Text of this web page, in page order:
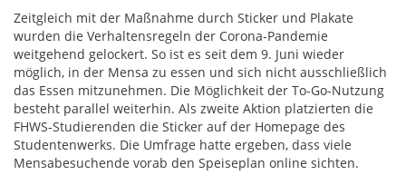
Zeitgleich mit der Maßnahme durch Sticker und Plakate
wurden die Verhaltensregeln der Corona-Pandemie
weitgehend gelockert. So ist es seit dem 9. Juni wieder
möglich, in der Mensa zu essen und sich nicht ausschließlich
das Essen mitzunehmen. Die Möglichkeit der To-Go-Nutzung
besteht parallel weiterhin. Als zweite Aktion platzierten die
FHWS-Studierenden die Sticker auf der Homepage des
Studentenwerks. Die Umfrage hatte ergeben, dass viele
Mensabesuchende vorab den Speiseplan online sichten.